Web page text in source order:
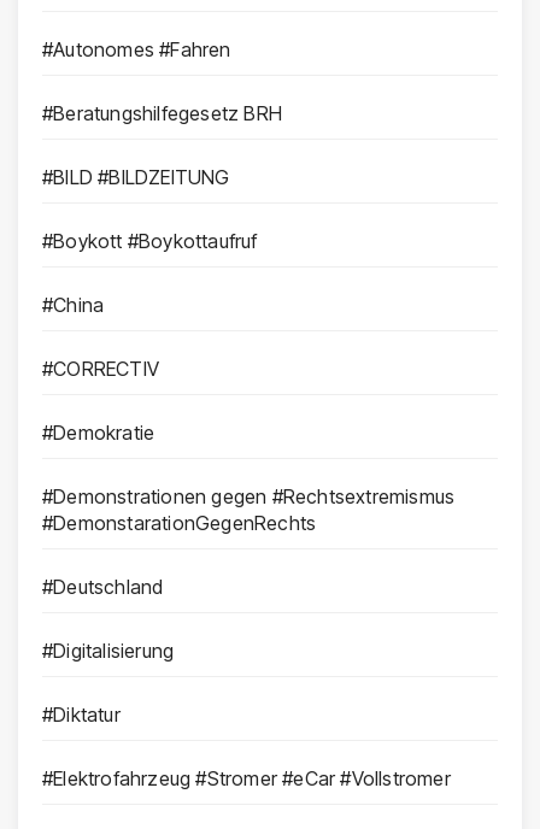
#Autonomes #Fahren
#Beratungshilfegesetz BRH
#BILD #BILDZEITUNG
#Boykott #Boykottaufruf
#China
#CORRECTIV
#Demokratie
#Demonstrationen gegen #Rechtsextremismus
#DemonstarationGegenRechts
#Deutschland
#Digitalisierung
#Diktatur
#Elektrofahrzeug #Stromer #eCar #Vollstromer